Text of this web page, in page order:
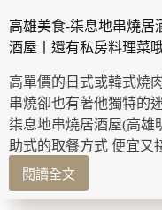
子
雞.
魚
螺
肉
蒜.
熱
炒
料
高雄美食-柒息地串燒居
酒屋丨還有私房料理菜
高單價的日式或韓式燒
串燒卻也有著他獨特的
柒息地串燒居酒屋(高雄
助式的取餐方式 便宜
閱讀全文
高
雄